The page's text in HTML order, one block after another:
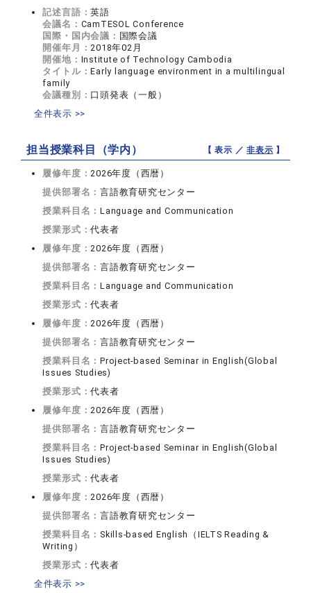
記述言語：英語
会議名： CamTESOL Conference
国際・国内会議： 国際会議
開催年月：2018年02月
開催地： Institute of Technology Cambodia
タイトル：Early language environment in a multilingual
family
会議種別： 口頭発表（一般）
全件表示 >>
担当授業科目（学内） 【 表示 ／非表示 】
履修年度：2026年度（西暦）
提供部署名：言語教育研究センター
授業科目名：Language and Communication
授業形式：代表者
履修年度：2026年度（西暦）
提供部署名：言語教育研究センター
授業科目名：Language and Communication
授業形式：代表者
履修年度：2026年度（西暦）
提供部署名：言語教育研究センター
授業科目名：Project-based Seminar in English(Global
Issues Studies)
授業形式：代表者
履修年度：2026年度（西暦）
提供部署名：言語教育研究センター
授業科目名：Project-based Seminar in English(Global
Issues Studies)
授業形式：代表者
履修年度：2026年度（西暦）
提供部署名：言語教育研究センター
授業科目名： Skills-based English（IELTS Reading &
Writing）
授業形式：代表者
全件表示 >>